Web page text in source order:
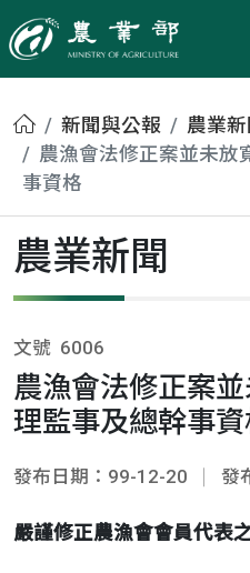
農業部
首頁新聞與公報
農業新
農漁會法修正案並未放
事資格
農業新聞
文號 6006
農漁會法修正案
理監事及總幹事
發布日期：99-12-20 發
嚴謹修正農漁會會員代表